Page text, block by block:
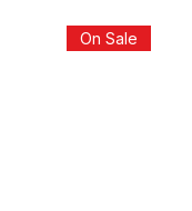
On Sale